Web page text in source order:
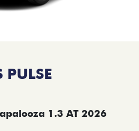
PULSE
1.3 AT 2026